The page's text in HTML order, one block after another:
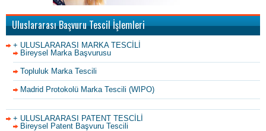
Uluslararası Başvuru Tescil İşlemleri
+ ULUSLARARASI MARKA TESCİLİ
Bireysel Marka Başvurusu
Topluluk Marka Tescili
Madrid Protokolü Marka Tescili (WIPO)
+ ULUSLARARASI PATENT TESCİLİ
Bireysel Patent Başvuru Tescili